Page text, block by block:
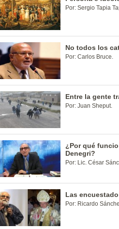
Por: Sergio Tapia
No todos los
Por: Carlos Bruce.
Entre la gente
Por: Juan Sheput.
¿Por qué
Denegri?
Por: Lic. César
Las
Por: Ricardo